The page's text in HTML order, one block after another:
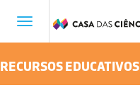
Toggle
RECURSOS EDUCATIVOS